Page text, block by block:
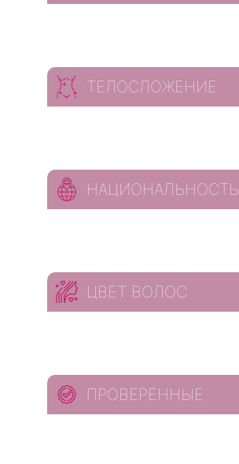
ТЕЛОСЛОЖЕНИЕ
НАЦИОНАЛЬНОСТЬ
ЦВЕТ ВОЛОС
ПРОВЕРЕННЫЕ